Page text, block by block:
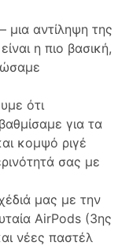
μια αντίληψη της
η πιο βασική,
ότι
για τα
κομψό ριγέ
σας με
μας με την
AirPods (3ης
νέες παστέλ